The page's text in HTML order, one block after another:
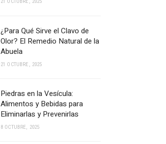
21 OCTUBRE, 2025
¿Para Qué Sirve el Clavo de
Olor? El Remedio Natural de la
Abuela
21 OCTUBRE, 2025
Piedras en la Vesícula:
Alimentos y Bebidas para
Eliminarlas y Prevenirlas
8 OCTUBRE, 2025